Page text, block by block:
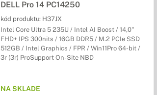
DELL Pro 14 PC14250
kód produktu: H37JX
Intel Core Ultra 5 235U / Intel AI Boost / 14,0"
FHD+ IPS 300nits / 16GB DDR5 / M.2 PCIe SSD
512GB / Intel Graphics / FPR / Win11Pro 64-bit /
3r (3r) ProSupport On-Site NBD
NA SKLADE